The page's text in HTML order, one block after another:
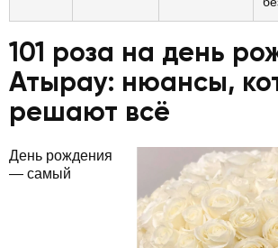
101 роза на день
Атырау: нюансы,
решают всё
День рождения
— самый